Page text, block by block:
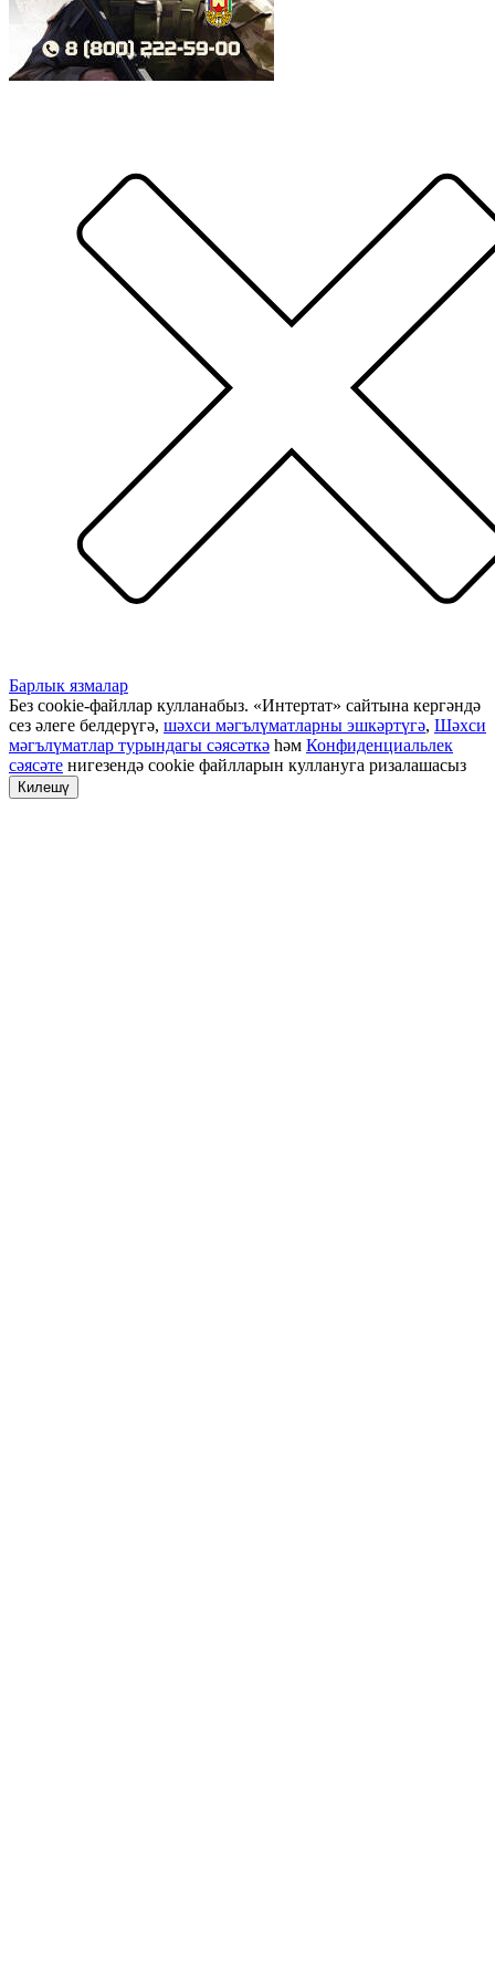
Барлык язмалар
Без cookie-файллар кулланабыз. «Интертат» сайтына кергәндә
сез әлеге белдерүгә, шәхси мәгълүматларны эшкәртүгә, Шәхси
мәгълүматлар турындагы сәясәткә һәм Конфиденциальлек
сәясәте нигезендә cookie файлларын куллануга ризалашасыз
Килешү